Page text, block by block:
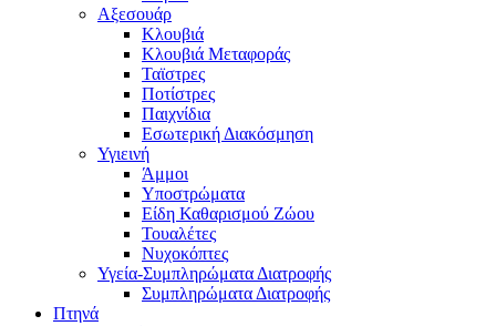
Αξεσουάρ
Κλουβιά
Κλουβιά Μεταφοράς
Ταϊστρες
Ποτίστρες
Παιχνίδια
Εσωτερική Διακόσμηση
Υγιεινή
Άμμοι
Υποστρώματα
Είδη Καθαρισμού Ζώου
Τουαλέτες
Νυχοκόπτες
Υγεία-Συμπληρώματα Διατροφής
Συμπληρώματα Διατροφής
Πτηνά